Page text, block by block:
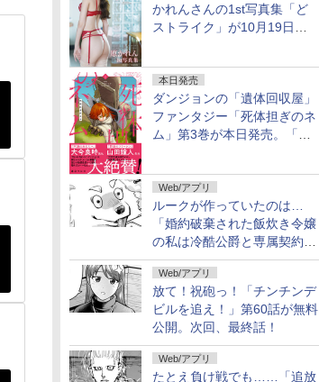
かれんさんの1st写真集「ど
ストライク」が10月19日発
本日発売
ダンジョンの「遺体回収屋」
ファンタジー「死体担ぎのネ
ム」第3巻が本日発売。「フ
Web/アプリ
ルークが作っていたのは…
「婚約破棄された飯炊き令嬢
の私は冷酷公爵と専属契約し
ました」の「おまけ24」が無
料公開
Web/アプリ
放て！祝砲っ！「チンチンデ
ビルを追え！」第60話が無料
公開。次回、最終話！
Web/アプリ
たとえ負け戦でも……「追放